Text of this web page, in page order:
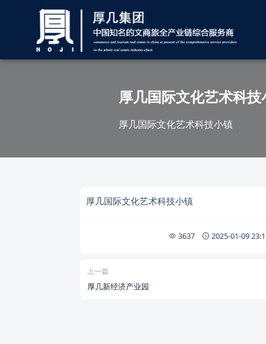
厚几国际文化艺术科技
厚几国际文化艺术科技小镇
厚几国际文化艺术科技小镇
3637 2025-01-09
上一篇
厚几新经济产业园